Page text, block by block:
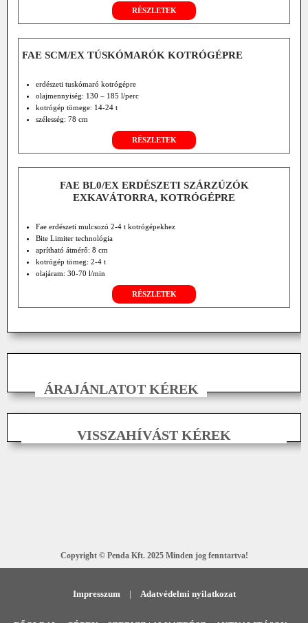
RÉSZLETEK
FAE SCM/EX TÚSKÓMARÓK KOTRÓGÉPRE
erdészeti tuskómaró kotrógépre
olajmennyiség: 130 – 185 l/perc
kotrógép tömege: 14-24 t
szélesség: 78 cm
RÉSZLETEK
FAE BL0/EX ERDÉSZETI SZÁRZÚZÓK
EXKAVÁTORRA, KOTRÓGÉPRE
Fae erdészeti mulcsozó 2-4 t kotrógépekhez
Bite Limiter technológia
aprítható átmérő: 8 cm
kotrógép tömeg: 2-4 t
olajáram: 30-70 l/min
RÉSZLETEK
ÁRAJÁNLATOT KÉREK
VISSZAHÍVÁST KÉREK
Copyright © Penda Kft. 2025 Minden jog fenntartva!
Impresszum | Adatvédelmi nyilatkozat